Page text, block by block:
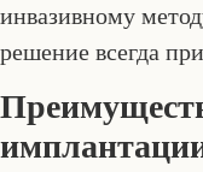
инвазивному
решение всегда